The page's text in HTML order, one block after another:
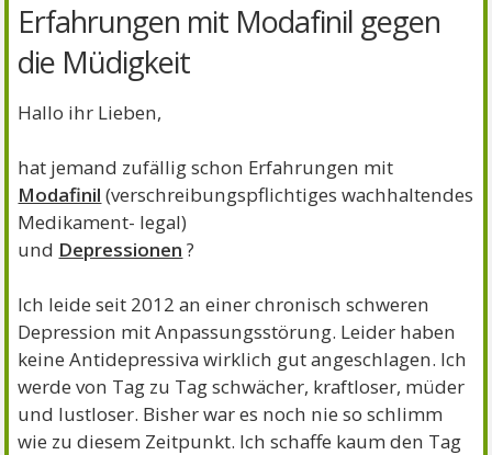
Erfahrungen mit Modafinil gegen
die Müdigkeit
Hallo ihr Lieben,
hat jemand zufällig schon Erfahrungen mit
Modafinil (verschreibungspflichtiges wachhaltendes
Medikament- legal)
und Depressionen ?
Ich leide seit 2012 an einer chronisch schweren
Depression mit Anpassungsstörung. Leider haben
keine Antidepressiva wirklich gut angeschlagen. Ich
werde von Tag zu Tag schwächer, kraftloser, müder
und lustloser. Bisher war es noch nie so schlimm
wie zu diesem Zeitpunkt. Ich schaffe kaum den Tag